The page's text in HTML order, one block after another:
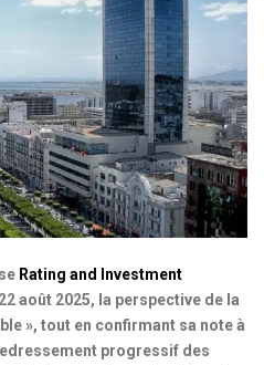
Rating and Investment
août 2025, la perspective de la
», tout en confirmant sa note à
progressif des